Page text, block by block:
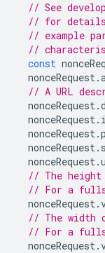
// See
// for details
// example
//
const
nonceRequest.
// A URL
nonceRequest.
nonceRequest.
nonceRequest.
nonceRequest.
nonceRequest.
// The
// For a
nonceRequest.
// The width
// For a
nonceRequest.